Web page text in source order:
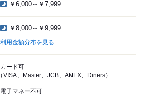
￥6,000～￥7,999
￥8,000～￥9,999
利用金額分布を見る
カード可
（VISA、Master、JCB、AMEX、Diners）
電子マネー不可